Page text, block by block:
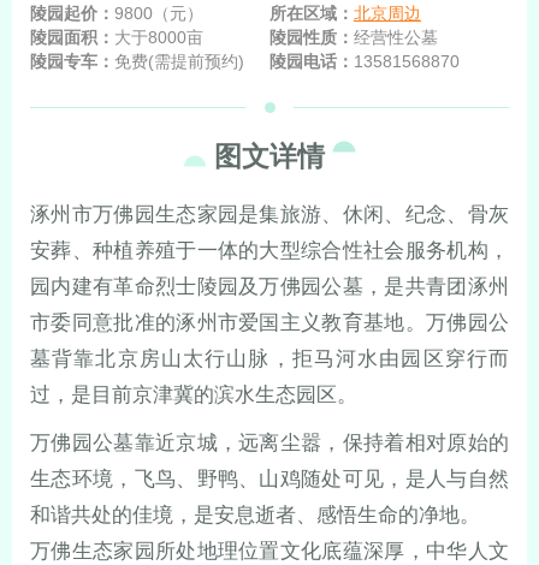
陵园起价： 9800（元） 所在区域： 北京周边
陵园面积： 大于8000亩 陵园性质： 经营性公墓
陵园专车： 免费(需提前预约) 陵园电话： 13581568870
图文详情
涿州市万佛园生态家园是集旅游、休闲、纪念、骨灰
安葬、种植养殖于一体的大型综合性社会服务机构，
园内建有革命烈士陵园及万佛园公墓，是共青团涿州
市委同意批准的涿州市爱国主义教育基地。万佛园公
墓背靠北京房山太行山脉，拒马河水由园区穿行而
过，是目前京津冀的滨水生态园区。
万佛园公墓靠近京城，远离尘嚣，保持着相对原始的
生态环境，飞鸟、野鸭、山鸡随处可见，是人与自然
和谐共处的佳境，是安息逝者、感悟生命的净地。
万佛生态家园所处地理位置文化底蕴深厚，中华人文